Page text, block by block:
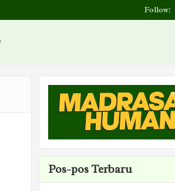
Follow:
Pos-pos Terbaru